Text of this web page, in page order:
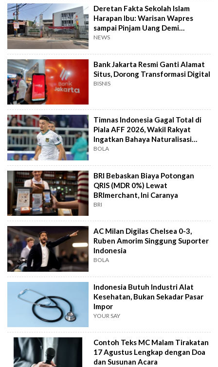
Deretan Fakta Sekolah Islam
Harapan Ibu: Warisan Wapres
sampai Pinjam Uang Demi
Lapangan Padel
NEWS
Bank Jakarta Resmi Ganti Alamat
Situs, Dorong Transformasi Digital
BISNIS
Timnas Indonesia Gagal Total di
Piala AFF 2026, Wakil Rakyat
Ingatkan Bahaya Naturalisasi
Instan
BOLA
BRI Bebaskan Biaya Potongan
QRIS (MDR 0%) Lewat
BRImerchant, Ini Caranya
BRI
AC Milan Digilas Chelsea 0-3,
Ruben Amorim Singgung Suporter
Indonesia
BOLA
Indonesia Butuh Industri Alat
Kesehatan, Bukan Sekadar Pasar
Impor
YOUR SAY
Contoh Teks MC Malam Tirakatan
17 Agustus Lengkap dengan Doa
dan Susunan Acara